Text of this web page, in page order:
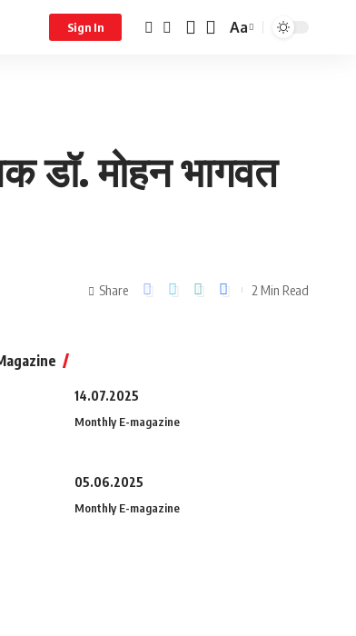
Sign In Aa
डॉ. मोहन भागवत
Share 2 Min Read
14.07.2025
Monthly E-magazine
05.06.2025
Monthly E-magazine